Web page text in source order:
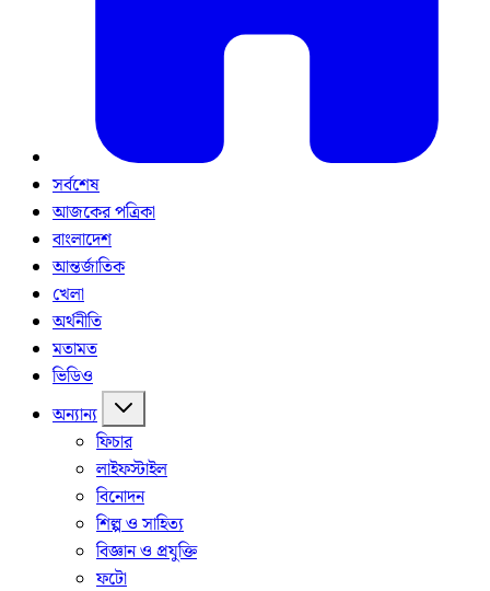
সর্বশেষ
আজকের পত্রিকা
বাংলাদেশ
আন্তর্জাতিক
খেলা
অর্থনীতি
মতামত
ভিডিও
অন্যান্য
ফিচার
লাইফস্টাইল
বিনোদন
শিল্প ও সাহিত্য
বিজ্ঞান ও প্রযুক্তি
ফটো